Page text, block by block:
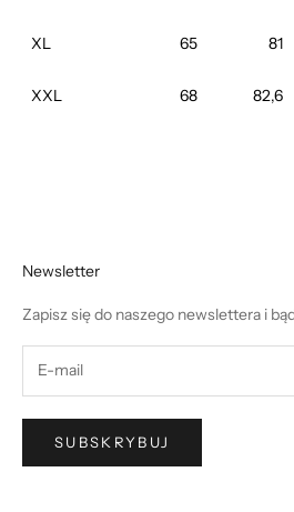
XL 65 81
XXL 68 82,6
Newsletter
Zapisz się do naszego newslettera i
SUBSKRYBUJ